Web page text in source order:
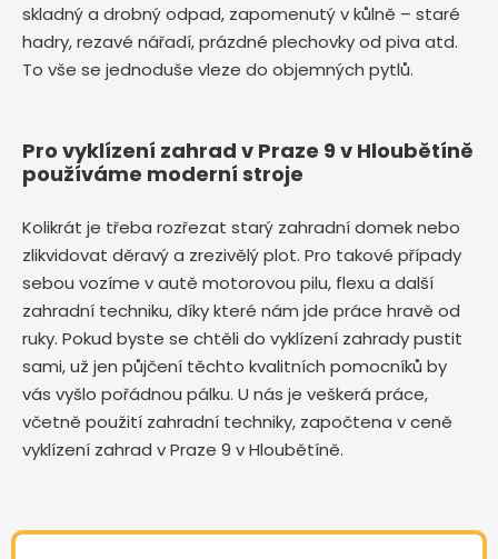
skladný a drobný odpad, zapomenutý v kůlně – staré
hadry, rezavé nářadí, prázdné plechovky od piva atd.
To vše se jednoduše vleze do objemných pytlů.
Pro vyklízení zahrad v Praze 9 v Hloubětíně
používáme moderní stroje
Kolikrát je třeba rozřezat starý zahradní domek nebo
zlikvidovat děravý a zrezivělý plot. Pro takové případy
sebou vozíme v autě motorovou pilu, flexu a další
zahradní techniku, díky které nám jde práce hravě od
ruky. Pokud byste se chtěli do vyklízení zahrady pustit
sami, už jen půjčení těchto kvalitních pomocníků by
vás vyšlo pořádnou pálku. U nás je veškerá práce,
včetně použití zahradní techniky, započtena v ceně
vyklízení zahrad v Praze 9 v Hloubětíně.